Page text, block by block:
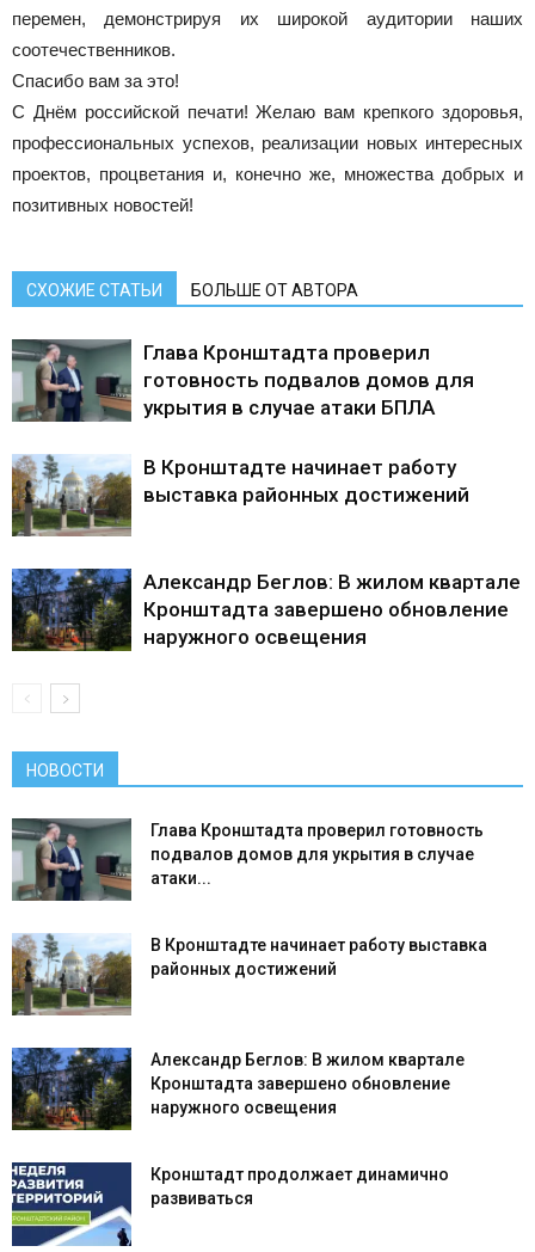
перемен, демонстрируя их широкой аудитории наших
соотечественников.
Спасибо вам за это!
С Днём российской печати! Желаю вам крепкого здоровья,
профессиональных успехов, реализации новых интересных
проектов, процветания и, конечно же, множества добрых и
позитивных новостей!
СХОЖИЕ СТАТЬИ БОЛЬШЕ ОТ АВТОРА
Глава Кронштадта проверил
готовность подвалов домов для
укрытия в случае атаки БПЛА
В Кронштадте начинает работу
выставка районных достижений
Александр Беглов: В жилом квартале
Кронштадта завершено обновление
наружного освещения
НОВОСТИ
Глава Кронштадта проверил готовность
подвалов домов для укрытия в случае
атаки...
В Кронштадте начинает работу выставка
районных достижений
Александр Беглов: В жилом квартале
Кронштадта завершено обновление
наружного освещения
Кронштадт продолжает динамично
развиваться